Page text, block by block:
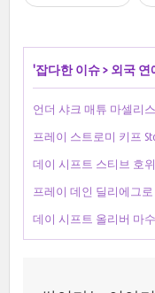
'잡다한 이슈> 외국 연
언더 샤크 매튜 마셀리스
프레이 스트로미 키프
데이 시프트 스티브 호위
프레이 데인 딜리에그로
데이 시프트 올리버 마수